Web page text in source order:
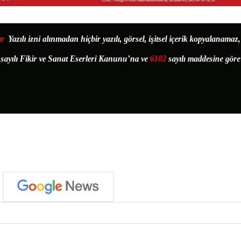
. Yazılı izni alınmadan hiçbir yazılı, görsel, işitsel içerik kopyalanamaz,
sayılı Fikir ve Sanat Eserleri Kanunu’na ve 6102 sayılı maddesine göre